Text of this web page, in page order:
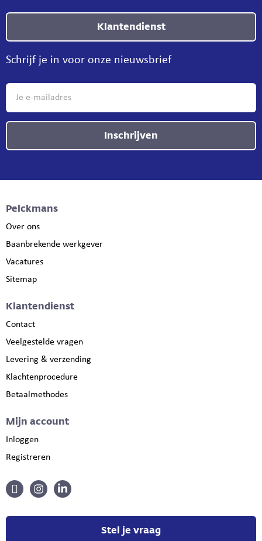
Klantendienst
Schrijf je in voor onze nieuwsbrief
Inschrijven
Pelckmans
Over ons
Baanbrekende werkgever
Vacatures
Sitemap
Klantendienst
Contact
Veelgestelde vragen
Levering & verzending
Klachtenprocedure
Betaalmethodes
Mijn account
Inloggen
Registreren
Stel je vraag